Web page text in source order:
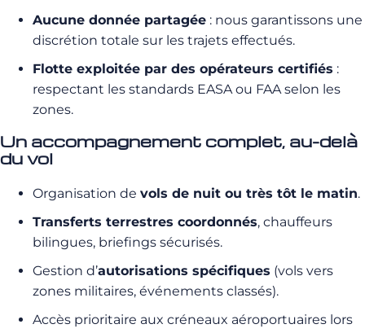
Aucune donnée partagée : nous garantissons une
discrétion totale sur les trajets effectués.
Flotte exploitée par des opérateurs certifiés :
respectant les standards EASA ou FAA selon les
zones.
Un accompagnement complet, au-delà
du vol
Organisation de vols de nuit ou très tôt le matin.
Transferts terrestres coordonnés, chauffeurs
bilingues, briefings sécurisés.
Gestion d’autorisations spécifiques (vols vers
zones militaires, événements classés).
Accès prioritaire aux créneaux aéroportuaires lors